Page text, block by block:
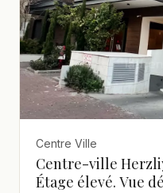
Centre Ville
Centre-ville
Étage élevé. Vue